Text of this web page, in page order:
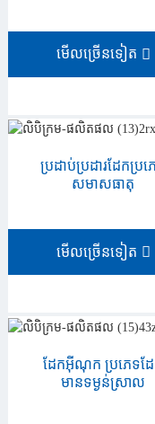
មើលច្រើនទៀត
ប្រដាប់ប្រដារដែកប្រភ
សមាសធាតុ
មើលច្រើនទៀត
ដែកអ៊ីណុក ប្រភេទដ
មានទម្ងន់ស្រាល